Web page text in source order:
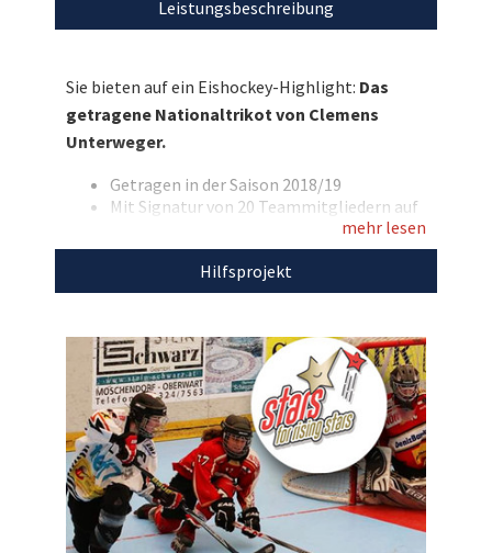
Verbandes, denen durch die Corona-Pandemie
von KAC-Verteidiger Clemens Unterweger: Sein
getragenes und teamsigniertes Nationaltrikot.
Bieten Sie jetzt mit und unterstützen Sie die
Hockey-Stars von morgen!
Entdecken Sie bei uns auch weitere
einzigartige Auktionenfür den guten Zweck!
Leistungsbeschreibung
Sie bieten auf ein Eishockey-Highlight: Das
getragene Nationaltrikot von Clemens
Unterweger.
Getragen in der Saison 2018/19
Mit Signatur von 20 Teammitgliedern auf
Farbe: weiß / rot
Den Erlös der Auktion „Eishockey-Highlight:
getragenes Nationaltrikot“ leiten wir direkt,
ohne Abzug von Kosten, an dieInline-
Skaterhockey Austria (ISHA)weiter.
mehr lesen
Hilfsprojekt